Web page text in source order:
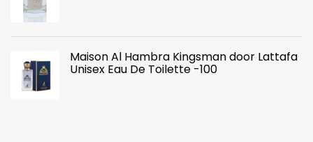
Maison Al Hambra Kingsman door Lattafa
Unisex Eau De Toilette -100